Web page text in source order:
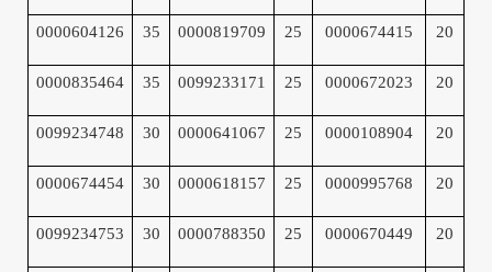
0000604126 35 0000819709 25 0000674415 20
0000835464 35 0099233171 25 0000672023 20
0099234748 30 0000641067 25 0000108904 20
0000674454 30 0000618157 25 0000995768 20
0099234753 30 0000788350 25 0000670449 20